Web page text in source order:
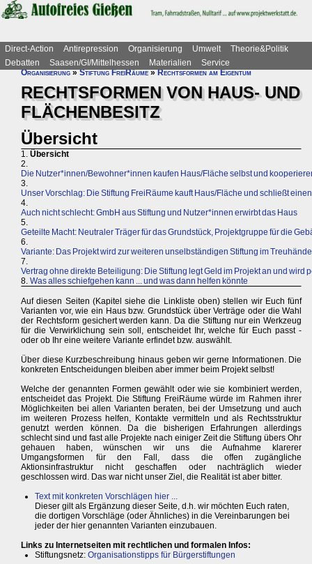
Direct-Action Antirepression Organisierung Umwelt
Theorie&Politik
Debatten
Saasen/GI/Mittelhessen Materialien
Service
Organisierung»Stiftung FreiRäume»Rechtsformen am Eigentum
RECHTSFORMEN VON HAUS- UND
FLÄCHENBESITZ
Übersicht
1. Übersicht
2.
Die Nutzer*innen/Bewohner*innen kaufen Haus/Fläche selbst und
3.
Unser Vorschlag: Die Stiftung FreiRäume kauft Haus/Fläche und schließt
4.
Auch nicht schlecht: GmbH aus Stiftung und Nutzer*innen erwirbt das Haus
5.
Geteilte Macht: Neutraler Träger für das Grundstück, Projektgruppe für die
6.
Variante: Das Projekt wird zur weiteren unselbständigen Stiftung im
7.
Vertrag ohne direkte Beteiligung: Die Stiftung legt Geld im Projekt an und wird
8. Was alles schiefgehen kann ... und was dann helfen könnte
Auf diesen Seiten (Kapitel siehe die Linkliste oben) stellen wir Euch fünf
Varianten vor, wie ein Haus bzw. Grundstück über Verträge oder die Wahl
der Rechtsform gesichert werden kann. Da die Stiftung nur ein Werkzeug
für die Verwirklichung sein soll, entscheidet Ihr, welche für Euch passt -
oder ob Ihr eine weitere Variante erfindet bzw. auswählt.
Über diese Kurzbeschreibung hinaus geben wir gerne Informationen. Die
konkreten Entscheidungen bleiben aber immer beim Projekt selbst!
Welche der genannten Formen gewählt oder wie sie kombiniert werden,
entscheidet das Projekt. Die Stiftung FreiRäume würde im Rahmen ihrer
Möglichkeiten bei allen Varianten beraten, bei der Umsetzung und auch
im weiteren Prozess helfen, Kontakte vermitteln und als Rechtsstruktur
genutzt werden können. Da die bisherigen Erfahrungen allerdings
schlecht sind und fast alle Projekte nach einiger Zeit die Stiftung übers Ohr
gehauen haben, wünschen wir uns die Aufnahme klarerer
Umgangsformen für den Fall, dass die offen zugängliche
Aktionsinfrastruktur nicht geschaffen oder nachträglich wieder
geschlossen wird. Das war nicht unser Ziel, die Realität ist aber bitter.
Text mit konkreten Vorschlägen hier ...
Dieser gilt als Ergänzung dieser Seite, d.h. wir möchten Euch raten,
die dortigen Vorschläge (oder Ähnliches) in die Vereinbarungen bei
jeder der hier genannten Varianten einzubauen.
Links zu Internetseiten mit rechtlichen und formalen Infos:
Stiftungsnetz: Organisationstipps für Bürgerstiftungen